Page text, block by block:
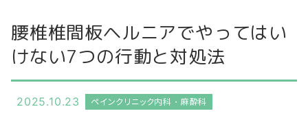
腰椎椎間板ヘルニアでやってはい
けない7つの行動と対処法
2025.10.23 ペインクリニック内科・麻酔科